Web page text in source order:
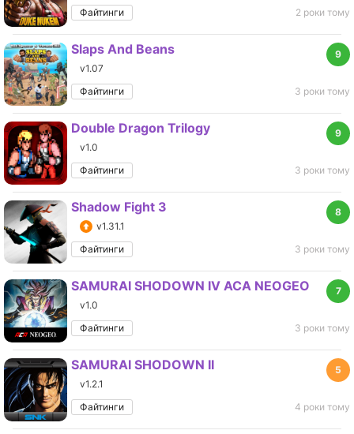
Файтинги
2 роки тому
9
Slaps And Beans
v1.07
Файтинги
3 роки тому
9
Double Dragon Trilogy
v1.0
Файтинги
3 роки тому
8
Shadow Fight 3
v1.31.1
Файтинги
3 роки тому
7
SAMURAI SHODOWN IV ACA NEOGEO
v1.0
Файтинги
3 роки тому
5
SAMURAI SHODOWN II
v1.2.1
Файтинги
4 роки тому